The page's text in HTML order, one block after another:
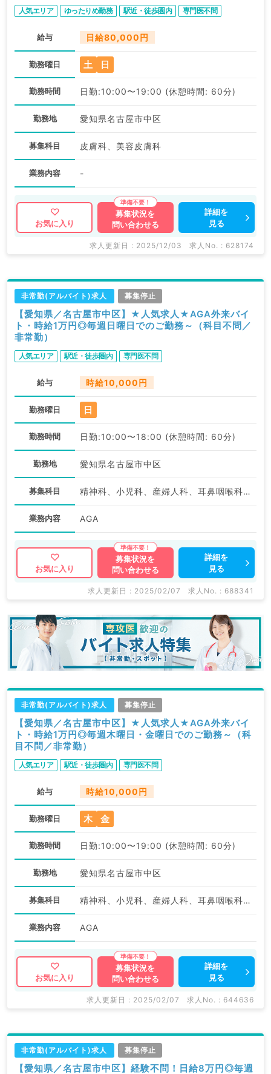
人気エリア ゆったりめ勤務 駅近・徒歩圏内 専門医不問
給与 日給80,000円
勤務曜日 土 日
勤務時間 日勤:10:00〜19:00 (休憩時間: 60分)
勤務地 愛知県名古屋市中区
募集科目 皮膚科、美容皮膚科
業務内容 -
お気に入り
募集状況を
問い合わせる
詳細を
見る
求人更新日 : 2025/12/03 求人No. : 628174
非常勤(アルバイト)求人 募集停止
【愛知県／名古屋市中区】★人気求人★AGA外来バイ
ト・時給1万円◎毎週日曜日でのご勤務～（科目不問／
非常勤）
人気エリア 駅近・徒歩圏内 専門医不問
給与 時給10,000円
勤務曜日 日
勤務時間 日勤:10:00〜18:00 (休憩時間: 60分)
勤務地 愛知県名古屋市中区
募集科目 精神科、小児科、産婦人科、耳鼻咽喉科、放射線科、麻酔科、一般内科、外科系全般、一般外科、美容皮膚科、健診・人間ドック、産業医、科目不問
業務内容 AGA
お気に入り
募集状況を
問い合わせる
詳細を
見る
求人更新日 : 2025/02/07 求人No. : 688341
非常勤(アルバイト)求人 募集停止
【愛知県／名古屋市中区】★人気求人★AGA外来バイ
ト・時給1万円◎毎週木曜日・金曜日でのご勤務～（科
目不問／非常勤）
人気エリア 駅近・徒歩圏内 専門医不問
給与 時給10,000円
勤務曜日 木 金
勤務時間 日勤:10:00〜19:00 (休憩時間: 60分)
勤務地 愛知県名古屋市中区
募集科目 精神科、小児科、産婦人科、耳鼻咽喉科、放射線科、麻酔科、一般内科、外科系全般、一般外科、美容皮膚科、健診・人間ドック、産業医、科目不問
業務内容 AGA
お気に入り
募集状況を
問い合わせる
詳細を
見る
求人更新日 : 2025/02/07 求人No. : 644636
非常勤(アルバイト)求人 募集停止
【愛知県／名古屋市中区】経験不問！日給8万円◎毎週